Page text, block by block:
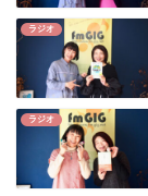
ラジオ
ラジオ